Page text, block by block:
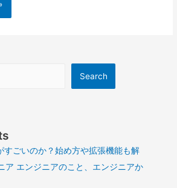
Search
すごいのか？始め方や拡張機能も解
ア エンジニアのこと、エンジニアか